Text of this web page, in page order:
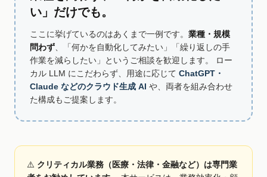
い」だけでも。
ここに挙げているのはあくまで一例です。 業種・規模
問わず 、「何かを自動化してみたい」「繰り返しの手
作業を減らしたい」というご相談を歓迎します。 ロー
カル LLM にこだわらず、用途に応じて ChatGPT・
Claude などのクラウド生成 AI や、両者を組み合わせ
た構成もご提案します。
⚠️ クリティカル業務（医療・法律・金融など）は専門業